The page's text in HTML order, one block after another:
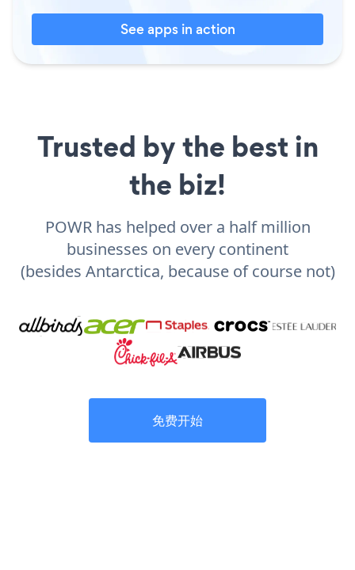
See apps in action
Trusted by the best in
the biz!
POWR has helped over a half million
businesses on every continent
(besides Antarctica, because of course not)
免费开始